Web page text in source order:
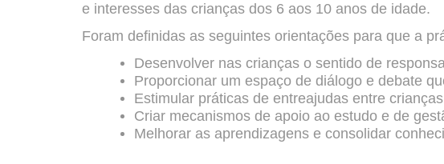
e interesses das crianças dos 6 aos 10 anos de idade.
Foram definidas as seguintes orientações para que a
Desenvolver nas crianças o sentido de
Proporcionar um espaço de diálogo e debate
Estimular práticas de entreajudas entre
Criar mecanismos de apoio ao estudo e de
Melhorar as aprendizagens e consolidar